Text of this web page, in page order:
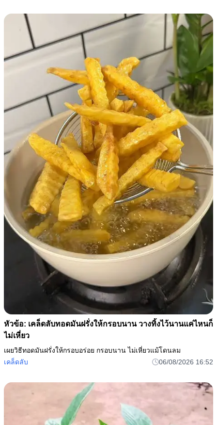
หัวข้อ: เคล็ดลับทอดมันฝรั่งให้กรอบนาน วางทิ้งไว้นานแค่ไหนก็
ไม่เหี่ยว
เผยวิธีทอดมันฝรั่งให้กรอบอร่อย กรอบนาน ไม่เหี่ยวแม้โดนลม
เคล็ดลับ
06/08/2026 16:52